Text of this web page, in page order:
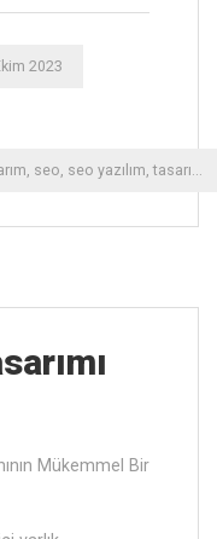
2023
, seo, seo yazılım,tasarım
Mükemmel Bir